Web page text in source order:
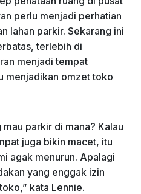
perlu menjadi perhatian
lahan parkir. Sekarang ini
terlebih di
menjadi tempat
menjadikan omzet toko
parkir di mana? Kalau
juga bikin macet, itu
agak menurun. Apalagi
yang enggak izin
kata Lennie.